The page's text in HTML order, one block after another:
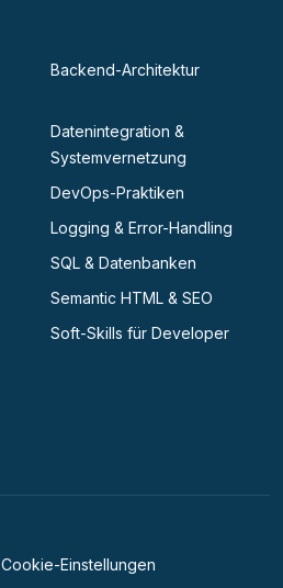
Backend-Architektur
Datenintegration &
Systemvernetzung
DevOps-Praktiken
Logging & Error-Handling
SQL & Datenbanken
Semantic HTML & SEO
Soft-Skills für Developer
Cookie-Einstellungen